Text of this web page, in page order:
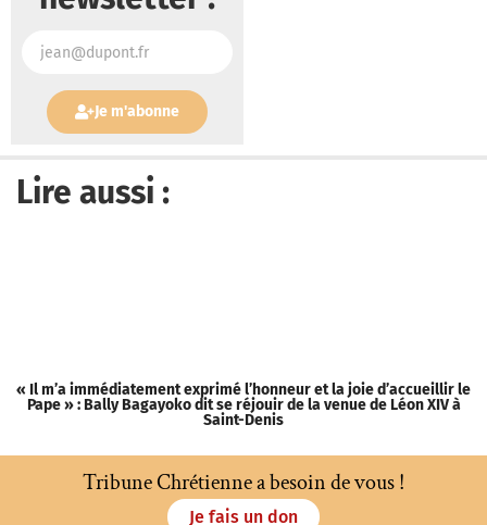
Je m'abonne
Lire aussi :
« Il m’a immédiatement exprimé l’honneur et la joie d’accueillir le
Pape » : Bally Bagayoko dit se réjouir de la venue de Léon XIV à
Saint-Denis
Tribune Chrétienne a besoin de vous !
Je fais un don